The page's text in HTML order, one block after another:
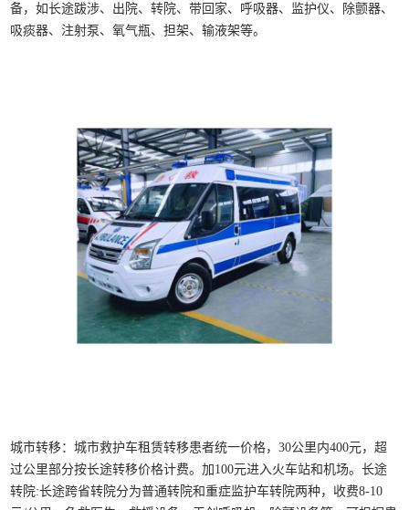
备，如长途跋涉、出院、转院、带回家、呼吸器、监护仪、除颤器、
吸痰器、注射泵、氧气瓶、担架、输液架等。
城市转移：城市救护车租赁转移患者统一价格，30公里内400元，超
过公里部分按长途转移价格计费。加100元进入火车站和机场。长途
转院:长途跨省转院分为普通转院和重症监护车转院两种，收费8-10